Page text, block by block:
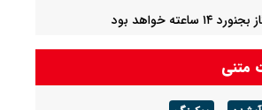
ساعته خواهد بود
مازندران هشدار داد: برای زمستان آماده
متنی